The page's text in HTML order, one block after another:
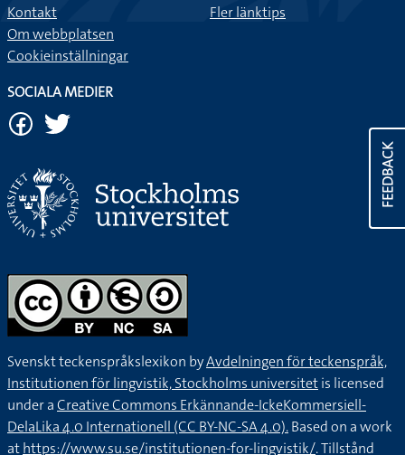
FEEDBACK
Kontakt
Om webbplatsen
Cookieinställningar
Fler länktips
SOCIALA MEDIER
Svenskt teckenspråkslexikon byAvdelningen för teckenspråk,
Institutionen för lingvistik, Stockholms universitetis licensed
under aCreative Commons Erkännande-IckeKommersiell-
DelaLika 4.0 Internationell (CC BY-NC-SA 4.0).Based on a work
athttps://www.su.se/institutionen-for-lingvistik/. Tillstånd